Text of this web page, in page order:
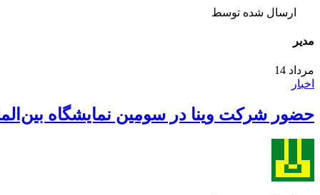
ارسال شده توسط
مدیر
مرداد 14
اخبار
حضور شرکت وینا در سومین نمایشگاه